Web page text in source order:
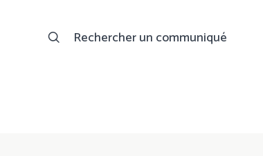
Rechercher un communiqué